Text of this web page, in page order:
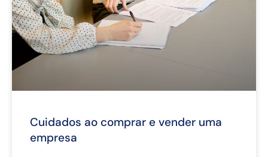
Cuidados ao comprar e vender uma
empresa